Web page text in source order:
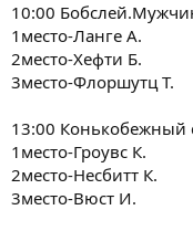
10:00
1место-Ланге А.
2место-Хефти Б.
3место-Флоршутц Т.
13:00
1место-Гроувс К.
2место-Несбитт К.
3место-Вюст И.